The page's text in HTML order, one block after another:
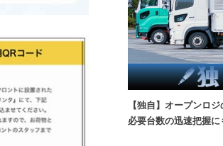
【独自】オープンロ
必要台数の迅速把握